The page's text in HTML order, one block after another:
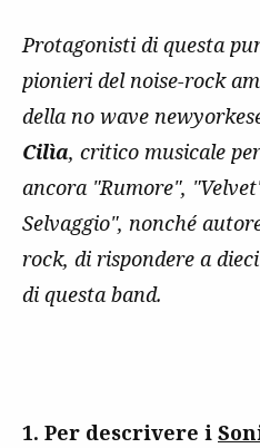
Protagonisti di questa
pionieri del noise-rock
della no wave
Cilìa, critico musicale
ancora "Rumore",
Selvaggio", nonché
rock, di rispondere a
di questa band.
1. Per descrivere i